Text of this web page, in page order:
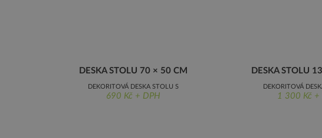
DESKA STOLU 70 × 50 CM
DEKORITOVÁ DESKA STOLU S
NEZAOBLENÝMI ROHY, 70 × 50 CM
690 Kč + DPH
DESKA STOLU
DEKORITOVÁ
NEZAOBLENÝMI
1 300 Kč +